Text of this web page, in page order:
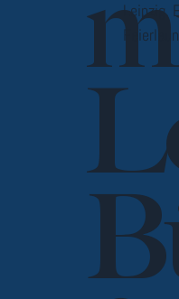
Leipzig.